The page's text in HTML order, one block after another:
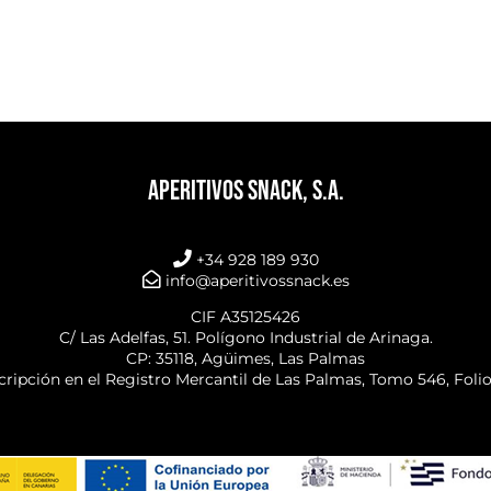
APERITIVOS SNACK, S.A.
+34 928 189 930
info@aperitivossnack.es
CIF A35125426
C/ Las Adelfas, 51. Polígono Industrial de Arinaga.
CP: 35118, Agüimes, Las Palmas
en el Registro Mercantil de Las Palmas, Tomo 546,